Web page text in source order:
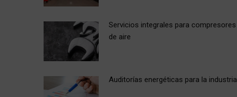
Servicios integrales para compresores
de aire
Auditorías energéticas para la industria